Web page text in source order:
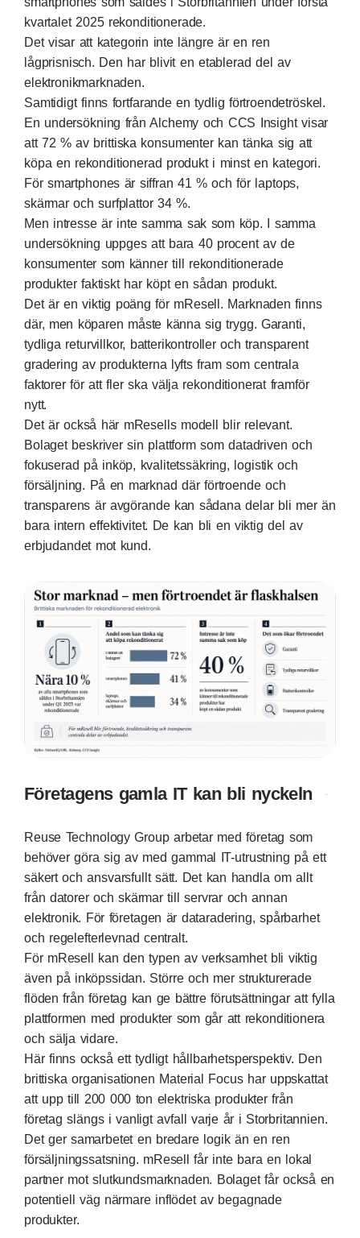
kvartalet 2025 rekonditionerade.
Det visar att kategorin inte längre är en ren
lågprisnisch. Den har blivit en etablerad del av
elektronikmarknaden.
Samtidigt finns fortfarande en tydlig förtroendetröskel.
En undersökning från Alchemy och CCS Insight visar
att 72 % av brittiska konsumenter kan tänka sig att
köpa en rekonditionerad produkt i minst en kategori.
För smartphones är siffran 41 % och för laptops,
skärmar och surfplattor 34 %.
Men intresse är inte samma sak som köp. I samma
undersökning uppges att bara 40 procent av de
konsumenter som känner till rekonditionerade
produkter faktiskt har köpt en sådan produkt.
Det är en viktig poäng för mResell. Marknaden finns
där, men köparen måste känna sig trygg. Garanti,
tydliga returvillkor, batterikontroller och transparent
gradering av produkterna lyfts fram som centrala
faktorer för att fler ska välja rekonditionerat framför
nytt.
Det är också här mResells modell blir relevant.
Bolaget beskriver sin plattform som datadriven och
fokuserad på inköp, kvalitetssäkring, logistik och
försäljning. På en marknad där förtroende och
transparens är avgörande kan sådana delar bli mer än
bara intern effektivitet. De kan bli en viktig del av
erbjudandet mot kund.
Företagens gamla IT kan bli nyckeln
Reuse Technology Group arbetar med företag som
behöver göra sig av med gammal IT-utrustning på ett
säkert och ansvarsfullt sätt. Det kan handla om allt
från datorer och skärmar till servrar och annan
elektronik. För företagen är dataradering, spårbarhet
och regelefterlevnad centralt.
För mResell kan den typen av verksamhet bli viktig
även på inköpssidan. Större och mer strukturerade
flöden från företag kan ge bättre förutsättningar att fylla
plattformen med produkter som går att rekonditionera
och sälja vidare.
Här finns också ett tydligt hållbarhetsperspektiv. Den
brittiska organisationen Material Focus har uppskattat
att upp till 200 000 ton elektriska produkter från
företag slängs i vanligt avfall varje år i Storbritannien.
Det ger samarbetet en bredare logik än en ren
försäljningssatsning. mResell får inte bara en lokal
partner mot slutkundsmarknaden. Bolaget får också en
potentiell väg närmare inflödet av begagnade
produkter.